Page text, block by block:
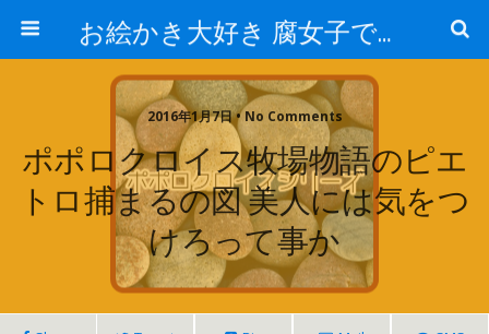
お絵かき大好き 腐女子でゲーマーのおかしな生活
2016年1月7日 • No Comments
ポポロクロイス牧場物語のピエ
トロ捕まるの図 美人には気をつ
けろって事か